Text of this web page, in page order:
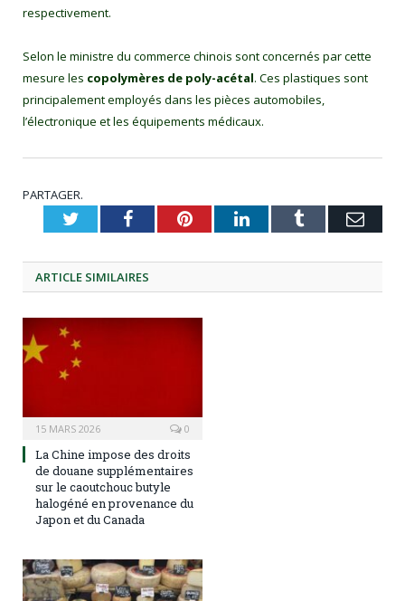
respectivement.
Selon le ministre du commerce chinois sont concernés par cette
mesure les copolymères de poly-acétal. Ces plastiques sont
principalement employés dans les pièces automobiles,
l’électronique et les équipements médicaux.
PARTAGER.
TwitterFacebookPinterestLinkedInTumblr
ARTICLE SIMILAIRES
15 MARS 2026 0
La Chine impose des droits
de douane supplémentaires
sur le caoutchouc butyle
halogéné en provenance du
Japon et du Canada